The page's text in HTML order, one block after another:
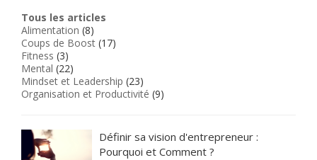
Tous les articles
Alimentation (8)
Coups de Boost (17)
Fitness (3)
Mental (22)
Mindset et Leadership (23)
Organisation et Productivité (9)
Définir sa vision d'entrepreneur :
Pourquoi et Comment ?